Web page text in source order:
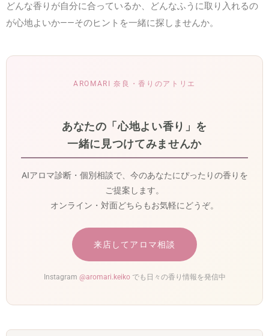
どんな香りが自分に合っているか、どんなふうに取り入れるの
が心地よいか——そのヒントを一緒に探しませんか。
AROMARI 奈良・香りのアトリエ
あなたの「心地よい香り」を
一緒に見つけてみませんか
AIアロマ診断・個別相談で、今のあなたにぴったりの香りを
ご提案します。
オンライン・対面どちらもお気軽にどうぞ。
来店してアロマ相談
Instagram @aromari.keikoでも日々の香り情報を発信中